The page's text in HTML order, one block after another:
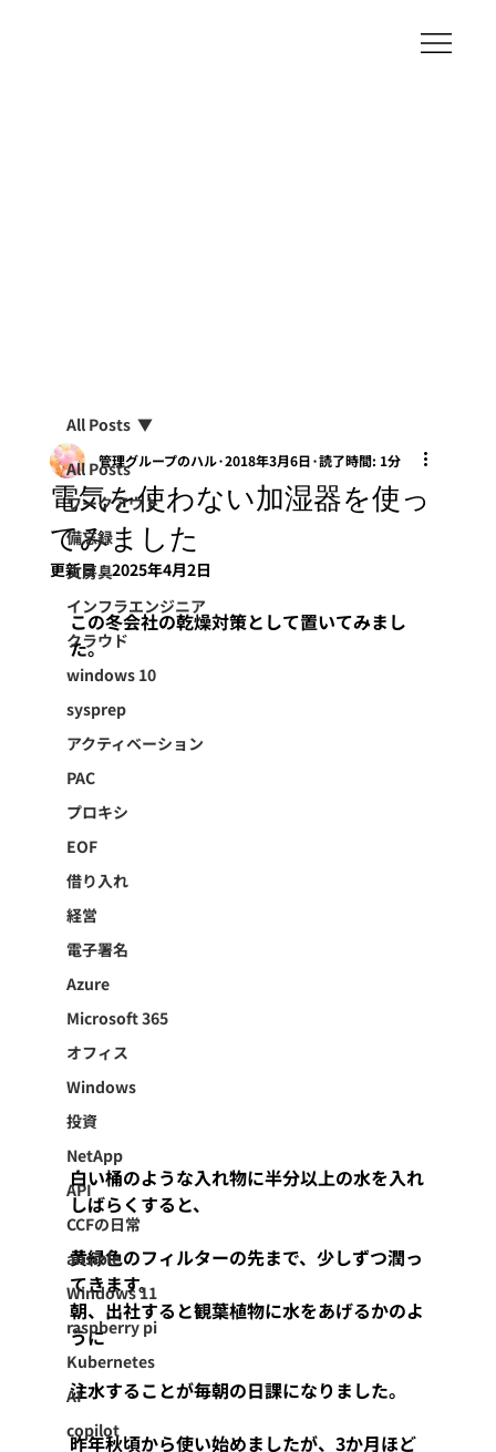
All Posts
ワークアウト
備忘録
文房具
インフラエンジニア
クラウド
windows 10
sysprep
アクティベーション
PAC
プロキシ
EOF
借り入れ
経営
電子署名
Azure
Microsoft 365
オフィス
Windows
投資
NetApp
API
CCFの日常
ansible
Windows 11
raspberry pi
Kubernetes
AI
copilot
All Posts
電気を使わない加湿器を使っ
てみました
管理グループのハル 2018年3月6日 読了時間: 1分
更新日：2025年4月2日
この冬会社の乾燥対策として置いてみまし
た。
白い桶のような入れ物に半分以上の水を入れ
しばらくすると、
黄緑色のフィルターの先まで、少しずつ潤っ
てきます。
朝、出社すると観葉植物に水をあげるかのよ
うに
注水することが毎朝の日課になりました。
昨年秋頃から使い始めましたが、3か月ほど